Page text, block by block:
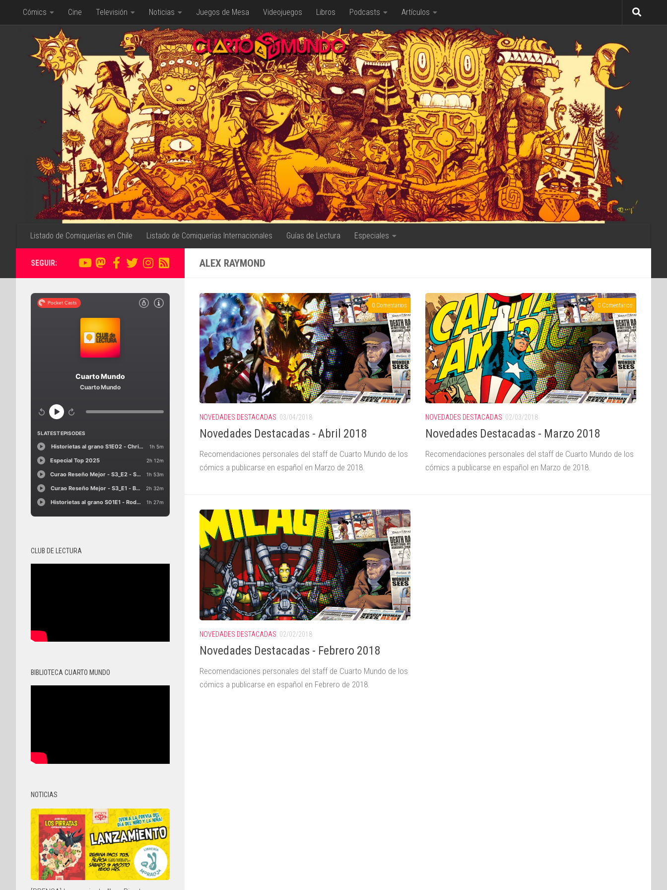
Saltar al contenido
Cómics Cine Televisión Noticias Juegos de Mesa Videojuegos Libros Podcasts Artículos
Listado de Comiquerías en Chile Listado de Comiquerías Internacionales Guías de Lectura Especiales
ALEX RAYMOND
0 Comentarios
NOVEDADES DESTACADAS 03/04/2018
Novedades Destacadas - Abril 2018
Recomendaciones personales del staff de Cuarto Mundo de los
cómics a publicarse en español en Marzo de 2018.
0 Comentarios
NOVEDADES DESTACADAS 02/03/2018
Novedades Destacadas - Marzo 2018
Recomendaciones personales del staff de Cuarto Mundo de los
cómics a publicarse en español en Marzo de 2018.
NOVEDADES DESTACADAS 02/02/2018
Novedades Destacadas - Febrero 2018
Recomendaciones personales del staff de Cuarto Mundo de los
cómics a publicarse en español en Febrero de 2018.
SEGUIR:
CLUB DE LECTURA
BIBLIOTECA CUARTO MUNDO
NOTICIAS